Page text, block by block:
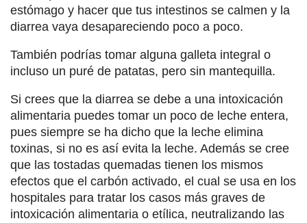
estómago y hacer que tus intestinos se calmen y la
diarrea vaya desapareciendo poco a poco.
También podrías tomar alguna galleta integral o
incluso un puré de patatas, pero sin mantequilla.
Si crees que la diarrea se debe a una intoxicación
alimentaria puedes tomar un poco de leche entera,
pues siempre se ha dicho que la leche elimina
toxinas, si no es así evita la leche. Además se cree
que las tostadas quemadas tienen los mismos
efectos que el carbón activado, el cual se usa en los
hospitales para tratar los casos más graves de
intoxicación alimentaria o etílica, neutralizando las